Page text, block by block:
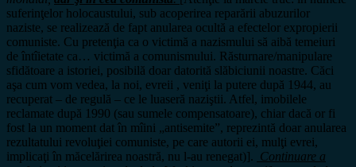
suferinţelor holocaustului, sub acoperirea reparării abuzurilor
naziste, se realizează de fapt anularea ocultă a efectelor expropierii
comuniste. Cu pretenţia ca o victimă a nazismului să aibă temeiuri
de întîietate ca… victimă a comunismului. Răsturnare/manipulare
sfidătoare a istoriei, posibilă doar datorită slăbiciunii noastre. Căci
aşa cum vom vedea, la noi, evreii , veniţi la putere după 1944, au
recuperat – de regulă – ce le luaseră naziştii. Atfel, imobilele
reclamate după 1990 (sau sumele compensatoare), chiar dacă or fi
fost la un moment dat în mîini „antisemite”, reprezintă doar anularea
rezultatului revoluţiei comuniste, pe care autorii ei, mulţi evrei,
implicaţi în măcelărirea noastră, nu l-au renegat)]. Continuare a